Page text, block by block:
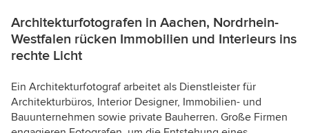
Architekturfotografen in Aachen, Nordrhein-
Westfalen rücken Immobilien und Interieurs ins
rechte Licht
Ein Architekturfotograf arbeitet als Dienstleister für
Architekturbüros, Interior Designer, Immobilien- und
Bauunternehmen sowie private Bauherren. Große Firmen